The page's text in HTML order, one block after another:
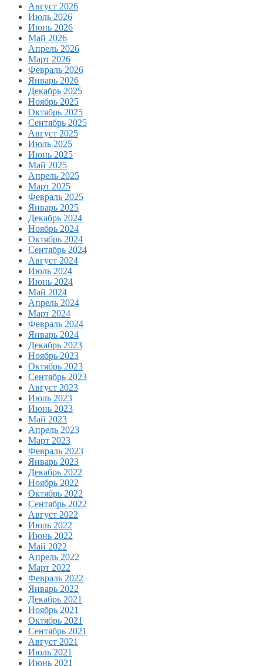
Август 2026
Июль 2026
Июнь 2026
Май 2026
Апрель 2026
Март 2026
Февраль 2026
Январь 2026
Декабрь 2025
Ноябрь 2025
Октябрь 2025
Сентябрь 2025
Август 2025
Июль 2025
Июнь 2025
Май 2025
Апрель 2025
Март 2025
Февраль 2025
Январь 2025
Декабрь 2024
Ноябрь 2024
Октябрь 2024
Сентябрь 2024
Август 2024
Июль 2024
Июнь 2024
Май 2024
Апрель 2024
Март 2024
Февраль 2024
Январь 2024
Декабрь 2023
Ноябрь 2023
Октябрь 2023
Сентябрь 2023
Август 2023
Июль 2023
Июнь 2023
Май 2023
Апрель 2023
Март 2023
Февраль 2023
Январь 2023
Декабрь 2022
Ноябрь 2022
Октябрь 2022
Сентябрь 2022
Август 2022
Июль 2022
Июнь 2022
Май 2022
Апрель 2022
Март 2022
Февраль 2022
Январь 2022
Декабрь 2021
Ноябрь 2021
Октябрь 2021
Сентябрь 2021
Август 2021
Июль 2021
Июнь 2021